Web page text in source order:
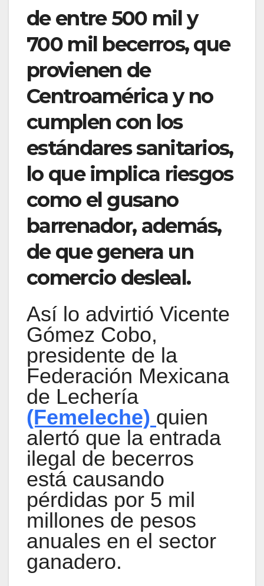
de entre 500 mil y
700 mil becerros, que
provienen de
Centroamérica y no
cumplen con los
estándares sanitarios,
lo que implica riesgos
como el gusano
barrenador, además,
de que genera un
comercio desleal.
Así lo advirtió Vicente
Gómez Cobo,
presidente de la
Federación Mexicana
de Lechería
(Femeleche) quien
alertó que la entrada
ilegal de becerros
está causando
pérdidas por 5 mil
millones de pesos
anuales en el sector
ganadero.